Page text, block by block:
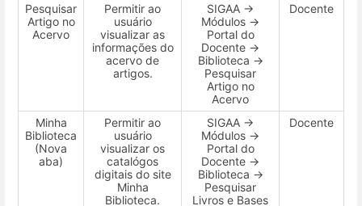
Pesquisar
Artigo no
Acervo
Permitir ao
usuário
visualizar as
informações do
acervo de
artigos.
SIGAA →
Módulos →
Portal do
Docente →
Biblioteca →
Pesquisar
Artigo no
Acervo
Docente
Minha
Biblioteca
(Nova
aba)
Permitir ao
usuário
visualizar os
catalógos
digitais do site
Minha
Biblioteca.
SIGAA →
Módulos →
Portal do
Docente →
Biblioteca →
Pesquisar
Livros e Bases
Docente